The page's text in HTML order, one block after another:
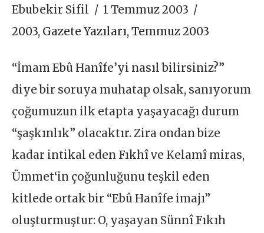
Ebubekir Sifil
1 Temmuz 2003
2003, Gazete Yazıları,Temmuz 2003
“İmam Ebû Hanîfe’yi nasıl bilirsiniz?”
diye bir soruya muhatap olsak, sanıyorum
çoğumuzun ilk etapta yaşayacağı durum
“şaşkınlık” olacaktır. Zira ondan bize
kadar intikal eden Fıkhî ve Kelamî miras,
Ümmet‘in çoğunluğunu teşkil eden
kitlede ortak bir “Ebû Hanîfe imajı”
oluşturmuştur: O, yaşayan Sünnî Fıkıh